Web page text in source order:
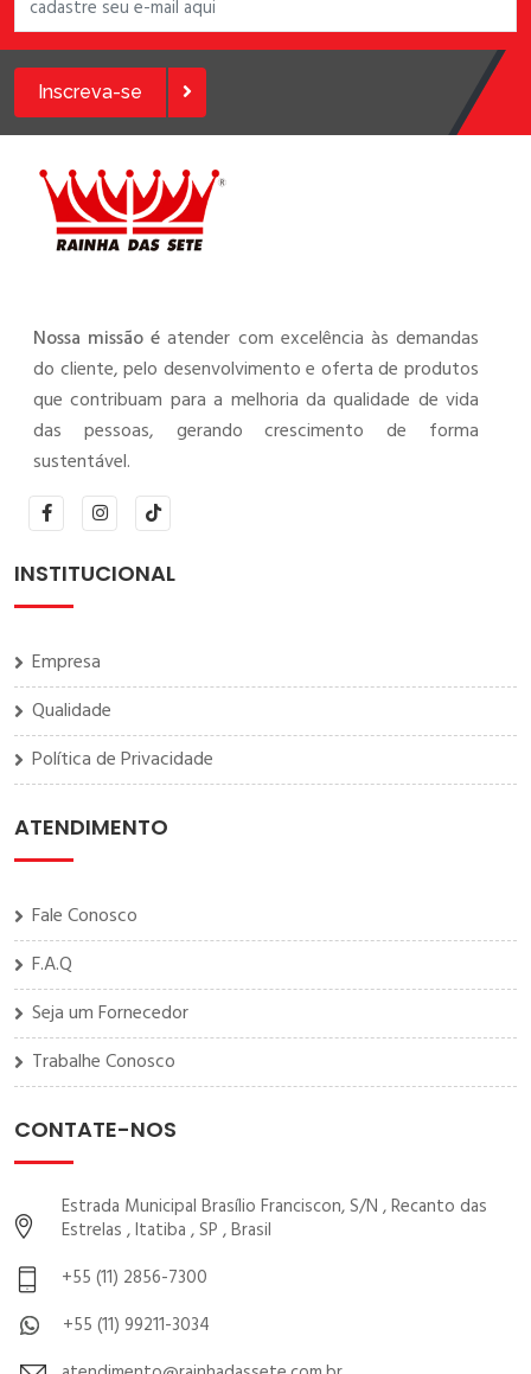
Inscreva-se
Nossa missão é atender com excelência às demandas
do cliente, pelo desenvolvimento e oferta de produtos
que contribuam para a melhoria da qualidade de vida
das pessoas, gerando crescimento de forma
sustentável.
INSTITUCIONAL
Empresa
Qualidade
Política de Privacidade
ATENDIMENTO
Fale Conosco
F.A.Q
Seja um Fornecedor
Trabalhe Conosco
CONTATE-NOS
Estrada Municipal Brasílio Franciscon, S/N , Recanto das
Estrelas , Itatiba , SP , Brasil
+55 (11) 2856-7300
+55 (11) 99211-3034